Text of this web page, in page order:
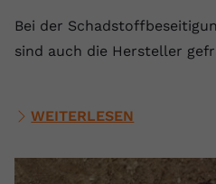
Bei der
sind auch die Hersteller
WEITERLESEN